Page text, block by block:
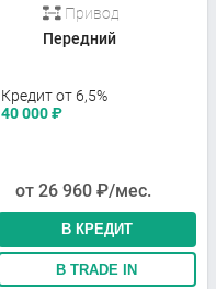
Привод
Передний
Кредит от 6,5%
40 000₽
от 26 960 ₽/мес.
В КРЕДИТ
В TRADE IN